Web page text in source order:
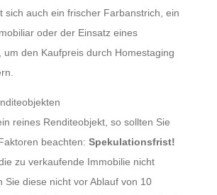
sich auch ein frischer Farbanstrich, ein
oder der Einsatz eines
um den Kaufpreis durch Homestaging
reines Renditeobjekt, so sollten Sie
beachten: Spekulationsfrist!
zu verkaufende Immobilie nicht
Sie diese nicht vor Ablauf von 10